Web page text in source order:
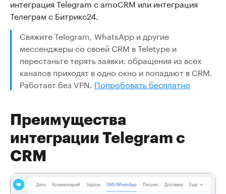
интеграция Telegram с amoCRM или интеграция
Телеграм с Битрикс24.
Свяжите Telegram, WhatsApp и другие
мессенджеры со своей CRM в Teletype и
перестаньте терять заявки: обращения из всех
каналов приходят в одно окно и попадают в CRM.
Работает без VPN. Попробовать бесплатно
Преимущества
интеграции Telegram с
CRM